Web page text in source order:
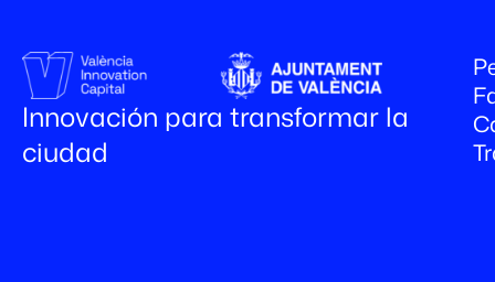
Innovación para transformar la
ciudad